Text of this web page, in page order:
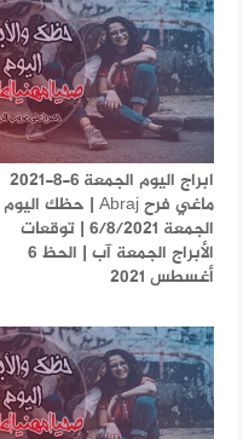
ابراج اليوم الجمعة 6-8-2021
ماغي فرح Abraj | حظك اليوم
الجمعة 6/8/2021 | توقعات
الأبراج الجمعة آب | الحظ 6
أغسطس 2021